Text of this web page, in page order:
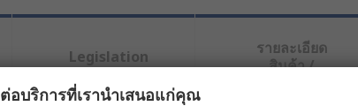
Legislation
Compliance
รายละเอียด
สินค้า /
อบริการที่เรานำเสนอแก่คุณ